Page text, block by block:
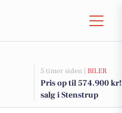
5 timer siden | BILER
Pris op til 574.900
salg i Stenstrup